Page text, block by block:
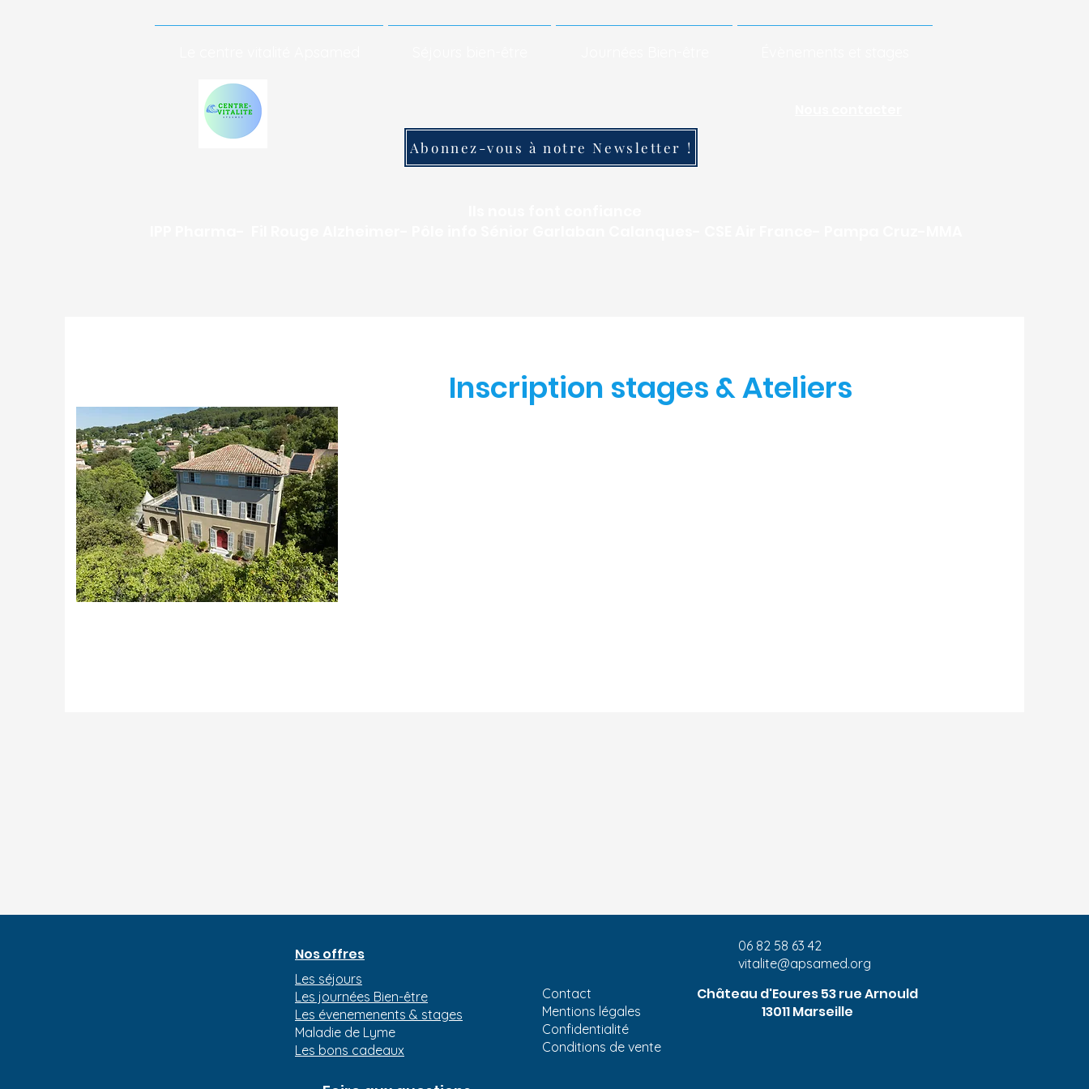
Abonnez-vous à notre Newsletter !
Inscription stages & Ateliers
Nos offres
Les séjours
Les journées Bien-être
Les évenemenents & stages
Maladie de Lyme
Les bons cadeaux
06 82 58 63 42
vitalite@apsamed.org
Contact
Mentions légales
Confidentialité
Conditions de vente
Château d'Eoures 53 rue Arnould
13011 Marseille